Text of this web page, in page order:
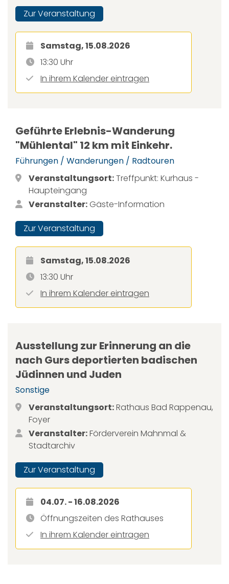
Zur Veranstaltung
Samstag, 15.08.2026
13:30 Uhr
In ihrem Kalender eintragen
Geführte Erlebnis-Wanderung
"Mühlental" 12 km mit Einkehr.
Führungen / Wanderungen / Radtouren
Veranstaltungsort:Treffpunkt: Kurhaus -
Haupteingang
Veranstalter: Gäste-Information
Zur Veranstaltung
Samstag, 15.08.2026
13:30 Uhr
In ihrem Kalender eintragen
Ausstellung zur Erinnerung an die
nach Gurs deportierten badischen
Jüdinnen und Juden
Sonstige
Veranstaltungsort:Rathaus Bad Rappenau,
Foyer
Veranstalter:Förderverein Mahnmal &
Stadtarchiv
Zur Veranstaltung
04.07. - 16.08.2026
Öffnungszeiten des Rathauses
In ihrem Kalender eintragen